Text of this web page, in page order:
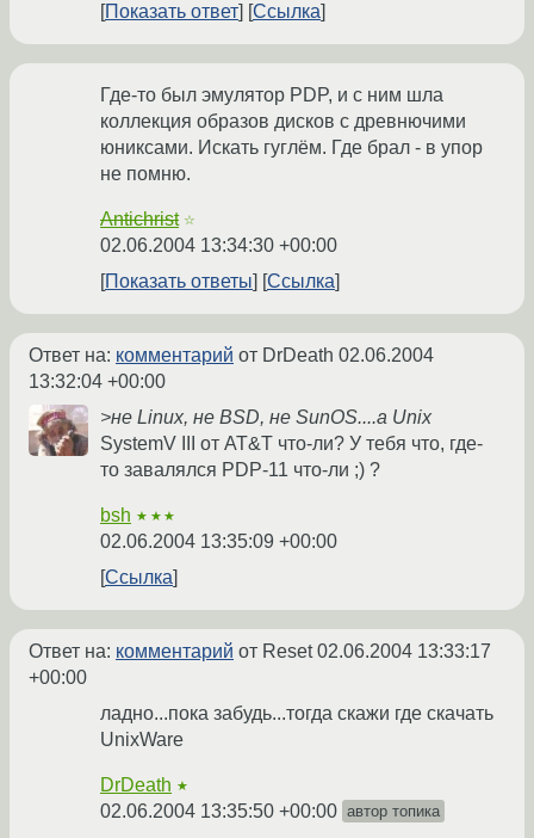
Показать ответ
Ссылка
Где-то был эмулятор PDP, и с ним шла
коллекция образов дисков с древнючими
юниксами. Искать гуглём. Где брал - в упор
не помню.
Antichrist ☆
02.06.2004 13:34:30 +00:00
Показать ответы
Ссылка
Ответ на: комментарий от DrDeath 02.06.2004
13:32:04 +00:00
>не Linux, не BSD, не SunOS....а Unix
SystemV III от AT&T что-ли? У тебя что, где-
то завалялся PDP-11 что-ли ;) ?
bsh ★★★
02.06.2004 13:35:09 +00:00
Ссылка
Ответ на: комментарий от Reset02.06.2004 13:33:17
+00:00
ладно...пока забудь...тогда скажи где скачать
UnixWare
DrDeath ★
02.06.2004 13:35:50 +00:00 автор топика